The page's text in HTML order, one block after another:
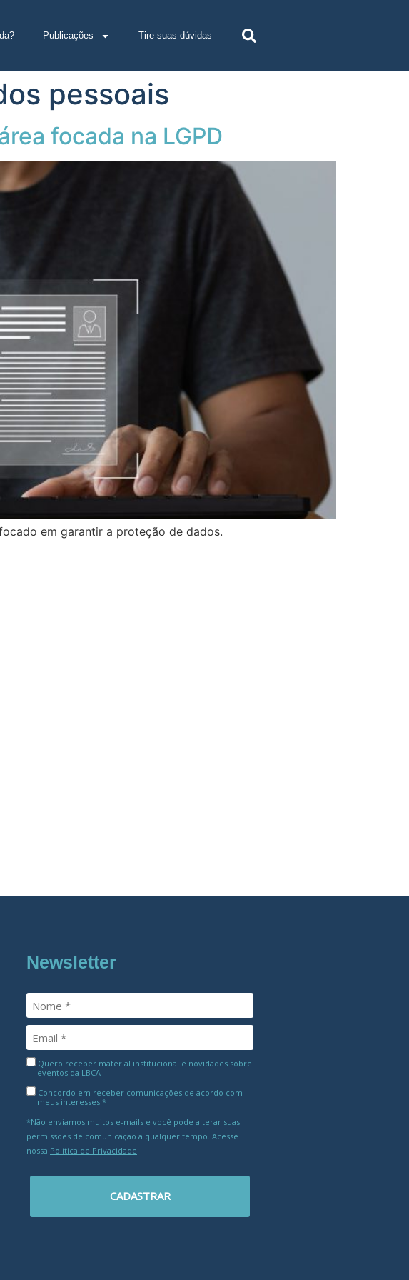
Publicações Tire suas dúvidas
pessoais
focada na LGPD
em garantir a proteção de dados.
Newsletter
Quero receber material institucional e novidades sobre
eventos da LBCA
Concordo em receber comunicações de acordo com
meus interesses.*
*Não enviamos muitos e-mails e você pode alterar suas
permissões de comunicação a qualquer tempo. Acesse
nossa Política de Privacidade
CADASTRAR